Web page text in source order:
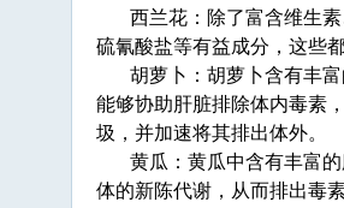
西兰花：除了富含维生
硫氰酸盐等有益成分，这些
胡萝卜：胡萝卜含有丰
能够协助肝脏排除体内毒素
圾，并加速将其排出体外。
黄瓜：黄瓜中含有丰富
体的新陈代谢，从而排出毒